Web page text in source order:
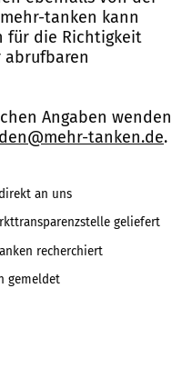
tanken kann
für die Richtigkeit
Angaben wenden
tanken.de.
an uns
geliefert
recherchiert
gemeldet